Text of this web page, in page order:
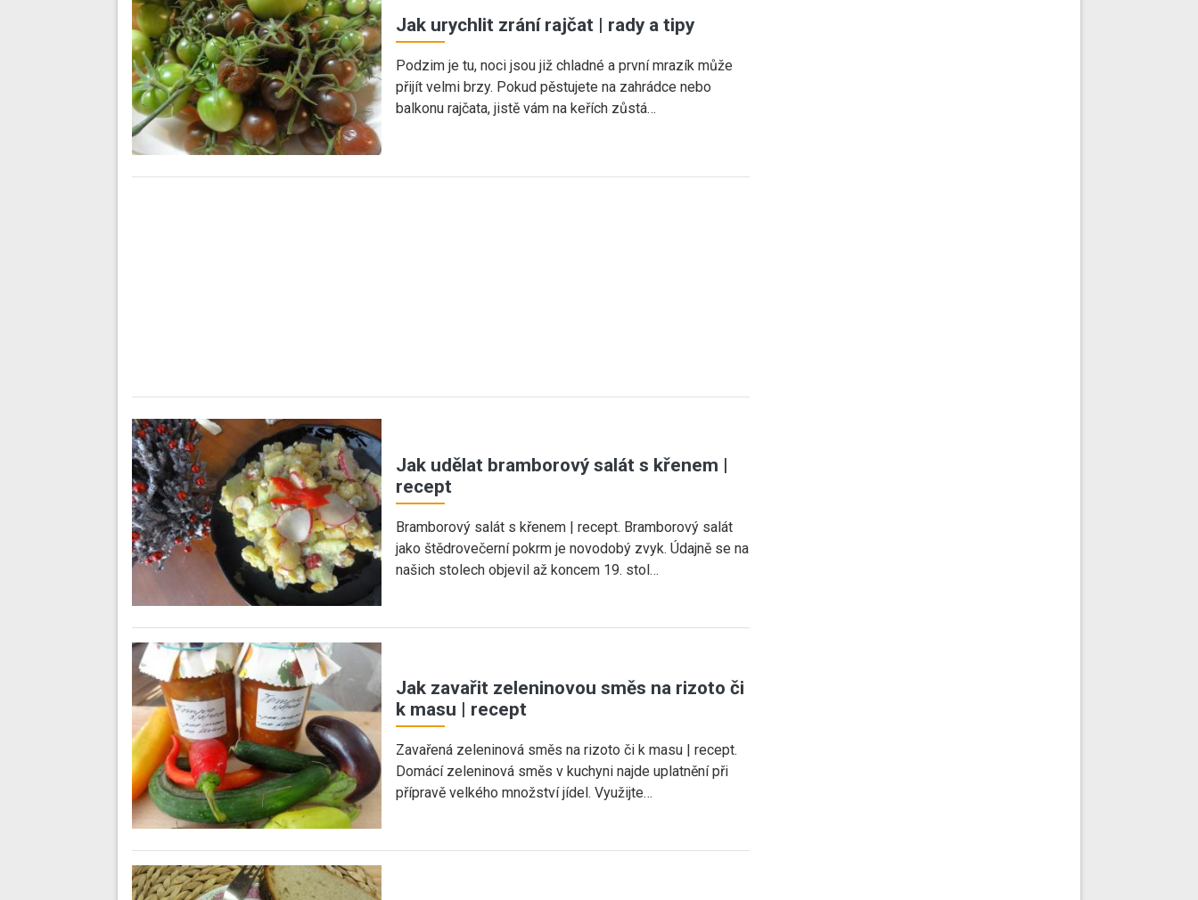
Jak urychlit zrání rajčat | rady a tipy
Podzim je tu, noci jsou již chladné a první mrazík může
přijít velmi brzy. Pokud pěstujete na zahrádce nebo
balkonu rajčata, jistě vám na keřích zůstá…
Jak udělat bramborový salát s křenem |
recept
Bramborový salát s křenem | recept. Bramborový salát
jako štědrovečerní pokrm je novodobý zvyk. Údajně se na
našich stolech objevil až koncem 19. stol…
Jak zavařit zeleninovou směs na rizoto či
k masu | recept
Zavařená zeleninová směs na rizoto či k masu | recept.
Domácí zeleninová směs v kuchyni najde uplatnění při
přípravě velkého množství jídel. Využijte…